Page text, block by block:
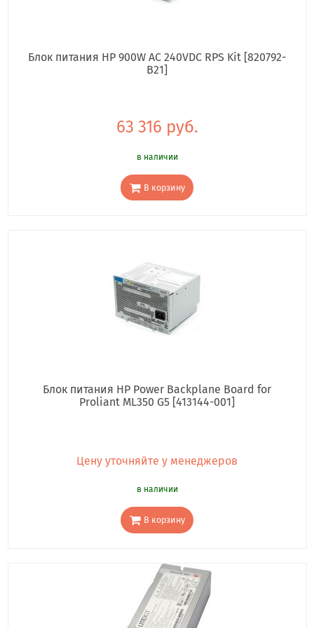
Блок питания HP 900W AC 240VDC RPS Kit [820792-
B21]
63 316 руб.
в наличии
В корзину
Блок питания HP Power Backplane Board for
Proliant ML350 G5 [413144-001]
Цену уточняйте у менеджеров
в наличии
В корзину